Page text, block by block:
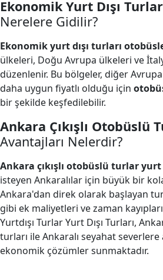
Ekonomik Yurt Dışı
Nerelere Gidilir?
Ekonomik yurt dışı turları
ülkeleri, Doğu Avrupa ülkeleri ve
düzenlenir. Bu bölgeler, diğer
daha uygun fiyatlı olduğu için
bir şekilde keşfedilebilir.
Ankara Çıkışlı Otobüslü
Avantajları Nelerdir?
Ankara çıkışlı otobüslü turlar yurt
isteyen Ankaralılar için büyük bir
Ankara'dan direk olarak başlayan
gibi ek maliyetleri ve zaman
Yurtdışı Turlar Yurt Dışı Turları,
turları ile Ankaralı seyahat
ekonomik çözümler sunmaktadır.